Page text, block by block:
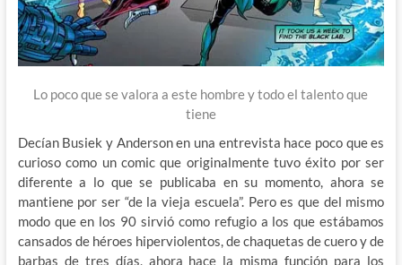
Lo poco que se valora a este hombre y todo el talento que
tiene
Decían Busiek y Anderson en una entrevista hace poco que es
curioso como un comic que originalmente tuvo éxito por ser
diferente a lo que se publicaba en su momento, ahora se
mantiene por ser “de la vieja escuela”. Pero es que del mismo
modo que en los 90 sirvió como refugio a los que estábamos
cansados de héroes hiperviolentos, de chaquetas de cuero y de
barbas de tres días, ahora hace la misma función para los